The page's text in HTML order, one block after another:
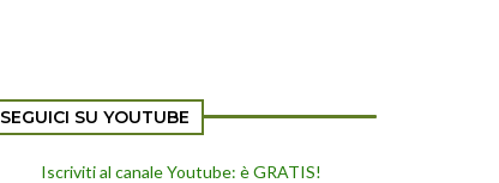
SEGUICI SU YOUTUBE
Iscriviti al canale Youtube: è GRATIS!